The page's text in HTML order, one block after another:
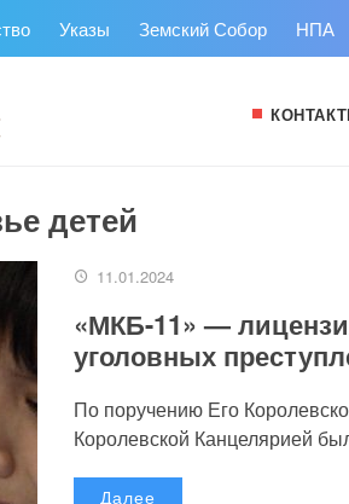
Указы Земский Собор НПА
детей
11.01.2024
«МКБ-11» —
уголовных
По поручению Его
Королевской Канцелярией
Далее